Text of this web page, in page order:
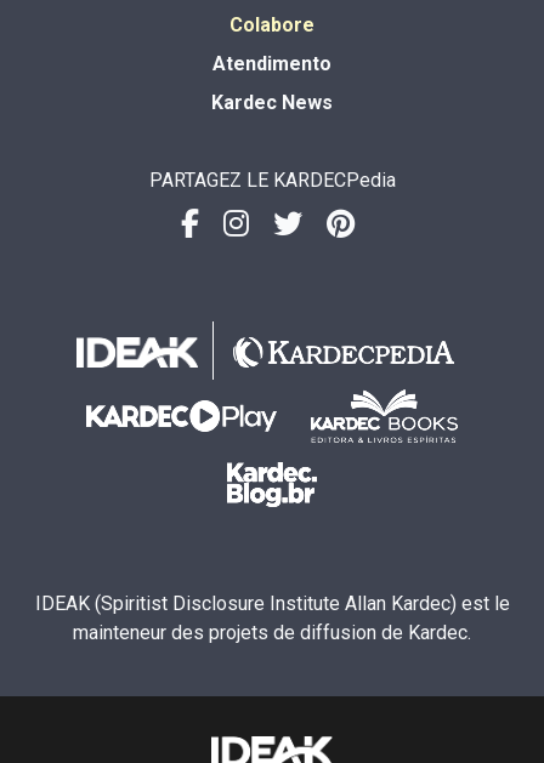
Colabore
Atendimento
Kardec News
PARTAGEZ LE KARDECPedia
IDEAK (Spiritist Disclosure Institute Allan Kardec) est le
mainteneur des projets de diffusion de Kardec.